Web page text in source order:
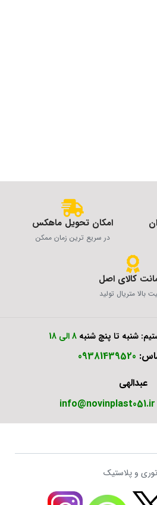
امکان تحویل ماهکس
در سریع ترین زمان ممکن
کالای اصل
بالا متریال تولید
شنبه تا پنچ شنبه 8 الی 18
09381439520
عبدالهی
info@novinplast051.ir
و پلاستیک